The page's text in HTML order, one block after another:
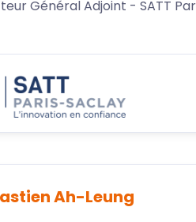
Général Adjoint - SATT
Ah-Leung